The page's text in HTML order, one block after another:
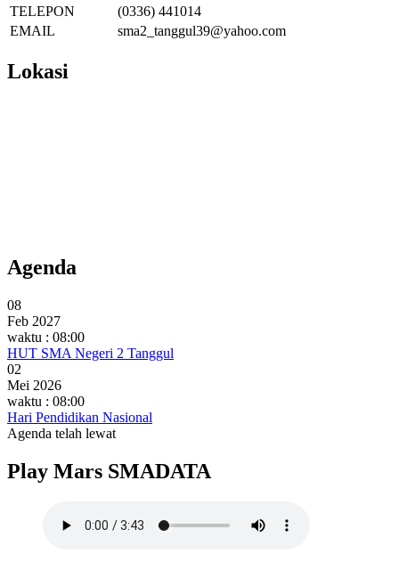
TELEPON
(0336) 441014
EMAIL
sma2_tanggul39@yahoo.com
Lokasi
Agenda
08
Feb 2027
waktu : 08:00
HUT SMA Negeri 2 Tanggul
02
Mei 2026
waktu : 08:00
Hari Pendidikan Nasional
Agenda telah lewat
Play Mars SMADATA